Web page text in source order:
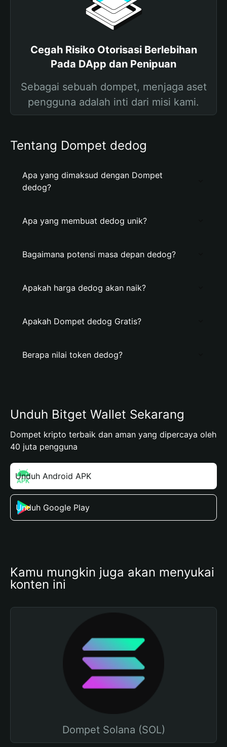
Cegah Risiko Otorisasi Berlebihan
Pada DApp dan Penipuan
Sebagai sebuah dompet, menjaga aset
pengguna adalah inti dari misi kami.
Tentang Dompet dedog
Apa yang dimaksud dengan Dompet
dedog?
Apa yang membuat dedog unik?
Bagaimana potensi masa depan dedog?
Apakah harga dedog akan naik?
Apakah Dompet dedog Gratis?
Berapa nilai token dedog?
Unduh Bitget Wallet Sekarang
Dompet kripto terbaik dan aman yang dipercaya oleh
40 juta pengguna
Unduh Android APK
Unduh Google Play
Kamu mungkin juga akan menyukai
konten ini
Dompet Solana (SOL)